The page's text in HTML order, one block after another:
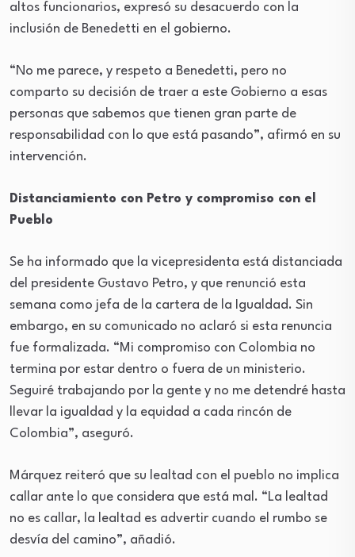
altos funcionarios, expresó su desacuerdo con la
inclusión de Benedetti en el gobierno.
“No me parece, y respeto a Benedetti, pero no
comparto su decisión de traer a este Gobierno a esas
personas que sabemos que tienen gran parte de
responsabilidad con lo que está pasando”, afirmó en su
intervención.
Distanciamiento con Petro y compromiso con el
Pueblo
Se ha informado que la vicepresidenta está distanciada
del presidente Gustavo Petro, y que renunció esta
semana como jefa de la cartera de la Igualdad. Sin
embargo, en su comunicado no aclaró si esta renuncia
fue formalizada. “Mi compromiso con Colombia no
termina por estar dentro o fuera de un ministerio.
Seguiré trabajando por la gente y no me detendré hasta
llevar la igualdad y la equidad a cada rincón de
Colombia”, aseguró.
Márquez reiteró que su lealtad con el pueblo no implica
callar ante lo que considera que está mal. “La lealtad
no es callar, la lealtad es advertir cuando el rumbo se
desvía del camino”, añadió.